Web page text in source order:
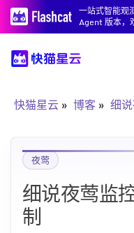
一站式智能观
Agent 版本，
快猫星云 博客 细
夜莺
细说夜莺监
制